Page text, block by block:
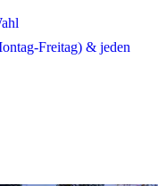
Freitag) & jeden